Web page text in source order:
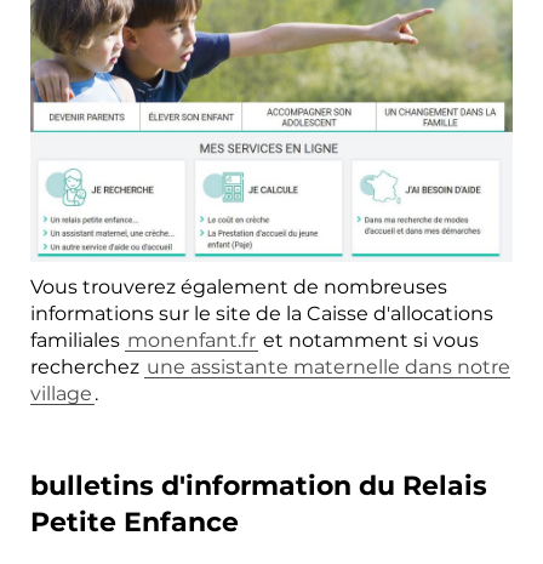
Vous trouverez également de nombreuses
informations sur le site de la Caisse d'allocations
familiales monenfant.fr et notamment si vous
recherchez une assistante maternelle dans notre
village .
bulletins d'information du Relais
Petite Enfance